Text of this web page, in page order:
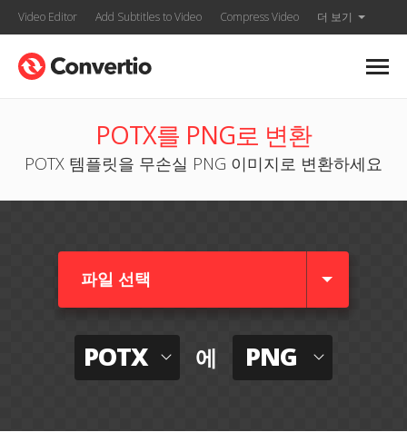
Video Editor Add Subtitles to Video Compress Video 더 보기
POTX를 PNG로 변환
POTX 템플릿을 무손실 PNG 이미지로 변환하세요
파일 선택
POTX 에 PNG